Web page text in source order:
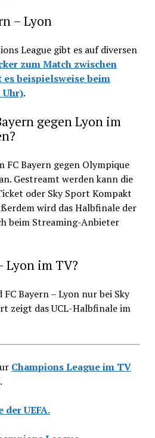
– Lyon
League gibt es auf diversen
zum Match zwischen
es beispielsweise beim
Uhr).
gegen Lyon im
FC Bayern gegen Olympique
Gestreamt werden kann die
oder Sky Sport Kompakt
wird das Halbfinale der
beim Streaming-Anbieter
Lyon im TV?
Bayern – Lyon nur bei Sky
zeigt das UCL-Halbfinale im
Champions League im TV
der UEFA.